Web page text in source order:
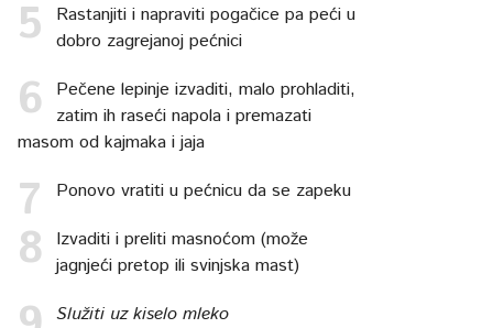
Rastanjiti i napraviti pogačice pa peći u
dobro zagrejanoj pećnici
Pečene lepinje izvaditi, malo prohladiti,
zatim ih raseći napola i premazati
masom od kajmaka i jaja
Ponovo vratiti u pećnicu da se zapeku
Izvaditi i preliti masnoćom (može
jagnjeći pretop ili svinjska mast)
Služiti uz kiselo mleko